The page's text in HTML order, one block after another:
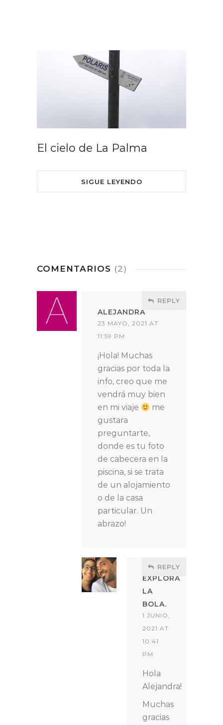
El cielo de La Palma
SIGUE LEYENDO
COMENTARIOS (2)
ALEJANDRA
23 MAYO, 2021 AT
11:59 PM
REPLY
¡Hola! Muchas
gracias por toda la
info, creo que me
vendrá muy bien
en mi viaje
me
gustara
preguntarte,
donde es tu foto
de cabecera en la
piscina, si se trata
de un alojamiento
o de la casa
particular. Un
abrazo!
EXPLORA
LA
BOLA.
1 JUNIO,
2021 AT
10:41
PM
REPLY
Hola
Alejandra!
Muchas
gracias